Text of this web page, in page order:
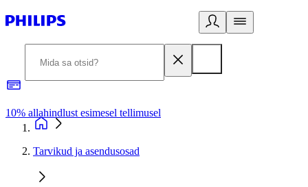
10% allahindlust esimesel tellimusel
Tarvikud ja asendusosad